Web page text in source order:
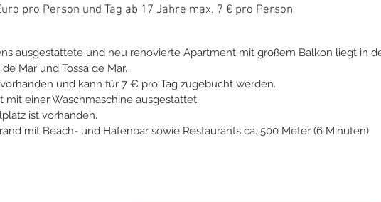
pro Person und Tag ab 17 Jahre max. 7 € pro Person
ausgestattete und neu renovierte Apartment mit großem Balkon liegt in
Mar und Tossa de Mar.
und kann für 7 € pro Tag zugebucht werden.
mit einer Waschmaschine ausgestattet.
ist vorhanden.
mit Beach- und Hafenbar sowie Restaurants ca. 500 Meter (6 Minuten).